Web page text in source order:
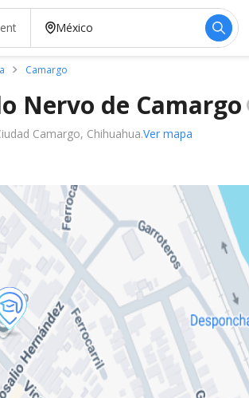
Camargo
Nervo de Camargo
Camargo, Chihuahua.Ver mapa